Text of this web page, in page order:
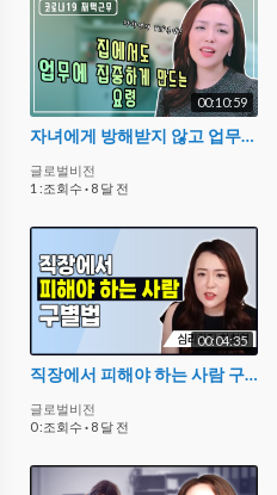
00:10:59
자녀에게 방해받지 않고 업무에 집중하는 재택근무 요령 #1
글로벌비전
1 :조회수 · 8 달 전
00:04:35
직장에서 피해야 하는 사람 구별법_직장 내 인간관계[대인관계, 자기계발] 꿀팁_ 차희연박사의 직장만사#3
글로벌비전
0 :조회수 · 8 달 전